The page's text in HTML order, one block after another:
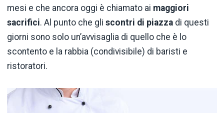
mesi e che ancora oggi è chiamato ai maggiori
sacrifici. Al punto che gli scontri di piazza di questi
giorni sono solo un’avvisaglia di quello che è lo
scontento e la rabbia (condivisibile) di baristi e
ristoratori.